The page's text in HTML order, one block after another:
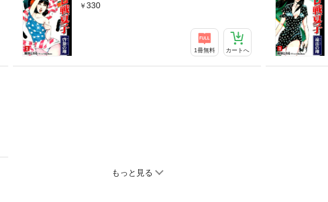
330
1冊無料 カートへ
もっと見る